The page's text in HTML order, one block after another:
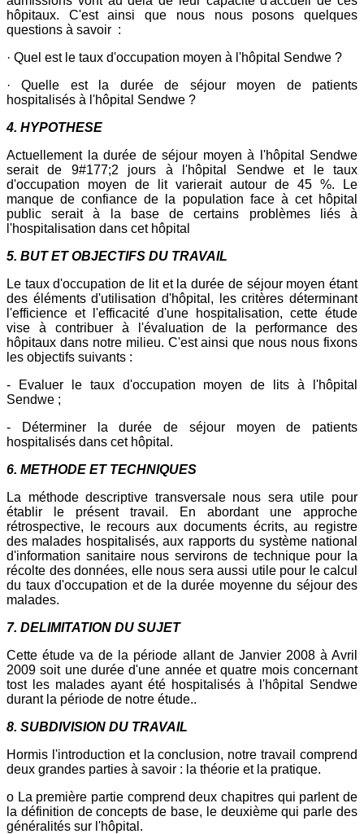
hôpitaux. C'est ainsi que nous nous posons quelques
questions à savoir :
· Quel est le taux d'occupation moyen à l'hôpital Sendwe ?
· Quelle est la durée de séjour moyen de patients
hospitalisés à l'hôpital Sendwe ?
4. HYPOTHESE
Actuellement la durée de séjour moyen à l'hôpital Sendwe
serait de 9#177;2 jours à l'hôpital Sendwe et le taux
d'occupation moyen de lit varierait autour de 45 %. Le
manque de confiance de la population face à cet hôpital
public serait à la base de certains problèmes liés à
l'hospitalisation dans cet hôpital
5. BUT ET OBJECTIFS DU TRAVAIL
Le taux d'occupation de lit et la durée de séjour moyen étant
des éléments d'utilisation d'hôpital, les critères déterminant
l'efficience et l'efficacité d'une hospitalisation, cette étude
vise à contribuer à l'évaluation de la performance des
hôpitaux dans notre milieu. C'est ainsi que nous nous fixons
les objectifs suivants :
- Evaluer le taux d'occupation moyen de lits à l'hôpital
Sendwe ;
- Déterminer la durée de séjour moyen de patients
hospitalisés dans cet hôpital.
6. METHODE ET TECHNIQUES
La méthode descriptive transversale nous sera utile pour
établir le présent travail. En abordant une approche
rétrospective, le recours aux documents écrits, au registre
des malades hospitalisés, aux rapports du système national
d'information sanitaire nous servirons de technique pour la
récolte des données, elle nous sera aussi utile pour le calcul
du taux d'occupation et de la durée moyenne du séjour des
malades.
7. DELIMITATION DU SUJET
Cette étude va de la période allant de Janvier 2008 à Avril
2009 soit une durée d'une année et quatre mois concernant
tost les malades ayant été hospitalisés à l'hôpital Sendwe
durant la période de notre étude..
8. SUBDIVISION DU TRAVAIL
Hormis l'introduction et la conclusion, notre travail comprend
deux grandes parties à savoir : la théorie et la pratique.
o La première partie comprend deux chapitres qui parlent de
la définition de concepts de base, le deuxième qui parle des
généralités sur l'hôpital.